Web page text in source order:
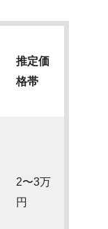
推定価
格帯
2〜3万
円